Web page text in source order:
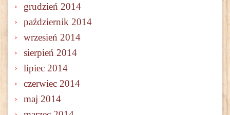
grudzień 2014
październik 2014
wrzesień 2014
sierpień 2014
lipiec 2014
czerwiec 2014
maj 2014